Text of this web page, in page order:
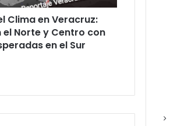
Clima en Veracruz:
el Norte y Centro con
en el Sur